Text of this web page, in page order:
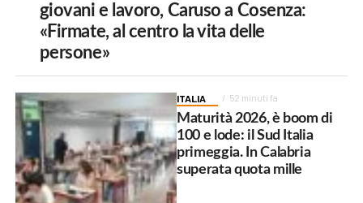
giovani e lavoro, Caruso a Cosenza:
«Firmate, al centro la vita delle
persone»
ITALIA 52 minuti fa
Maturità 2026, è boom di
100 e lode: il Sud Italia
primeggia. In Calabria
superata quota mille